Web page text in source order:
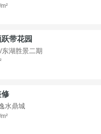
带花园
湖胜景二期
水鼎城